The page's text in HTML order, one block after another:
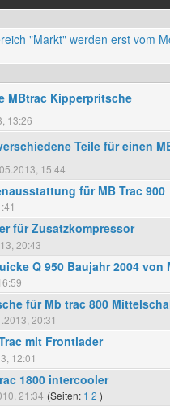
"Markt" werden erst vom
MBtrac Kipperpritsche
13:26
Teile für einen
15:44
für MB Trac 900
für Zusatzkompressor
20:43
Q 950 Baujahr 2004 von
für Mb trac 800
20:31
mit Frontlader
12:01
1800 intercooler
21:34 (Seiten: 1 2 )